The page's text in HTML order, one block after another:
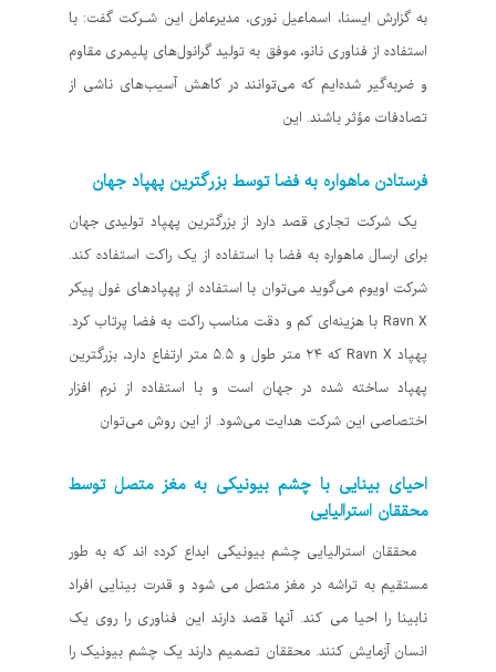
به گزارش ایسنا، اسماعیل نوری، مدیرعامل این شـرکت گفت: با
استفاده از فناوری نانو، موفق به تولید گرانول‌های پلیمری مقاوم
و ضربه‌گیر شده‌ایم که می‌توانند در کاهش آسیب‌های ناشی از
تصادفات مؤثر باشند. این
فرستادن ماهواره به فضا توسط بزرگترین پهپاد جهان
یک شرکت تجاری قصد دارد از بزرگترین پهپاد تولیدی جهان
برای ارسال ماهواره به فضا با استفاده از یک راکت استفاده کند.
شرکت اویوم می‌گوید می‌توان با استفاده از پهپادهای غول پیکر
Ravn X با هزینه‌ای کم و دقت مناسب راکت به فضا پرتاب کرد.
پهپاد Ravn X که ۲۴ متر طول و ۵.۵ متر ارتفاع دارد، بزرگترین
پهپاد ساخته شده در جهان است و با استفاده از نرم افزار
اختصاصی این شرکت هدایت می‌شود. از این روش می‌توان
احیای بینایی با چشم بیونیکی به مغز متصل توسط
محققان استرالیایی
محققان استرالیایی چشم بیونیکی ابداع کرده اند که به طور
مستقیم به تراشه در مغز متصل می شود و قدرت بینایی افراد
نابینا را احیا می کند. آنها قصد دارند این فناوری را روی یک
انسان آزمایش کنند. محققان تصمیم دارند یک چشم بیونیک را